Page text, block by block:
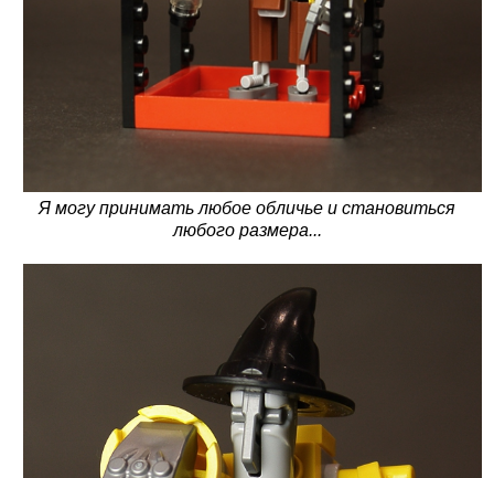
Я могу принимать любое обличье и становиться
любого размера...